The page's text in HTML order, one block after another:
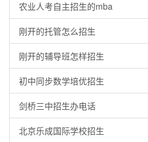
农业人考自主招生的mba
刚开的托管怎么招生
刚开的辅导班怎样招生
初中同步数学培优招生
剑桥三中招生办电话
北京乐成国际学校招生